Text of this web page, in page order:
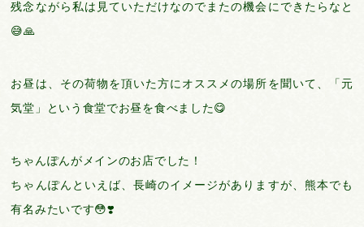
残念ながら私は見ていただけなのでまたの機会にできたらなと
😅🙏
お昼は、その荷物を頂いた方にオススメの場所を聞いて、「元
気堂」という食堂でお昼を食べました😋
ちゃんぽんがメインのお店でした！
ちゃんぽんといえば、長崎のイメージがありますが、熊本でも
有名みたいです😳❣️